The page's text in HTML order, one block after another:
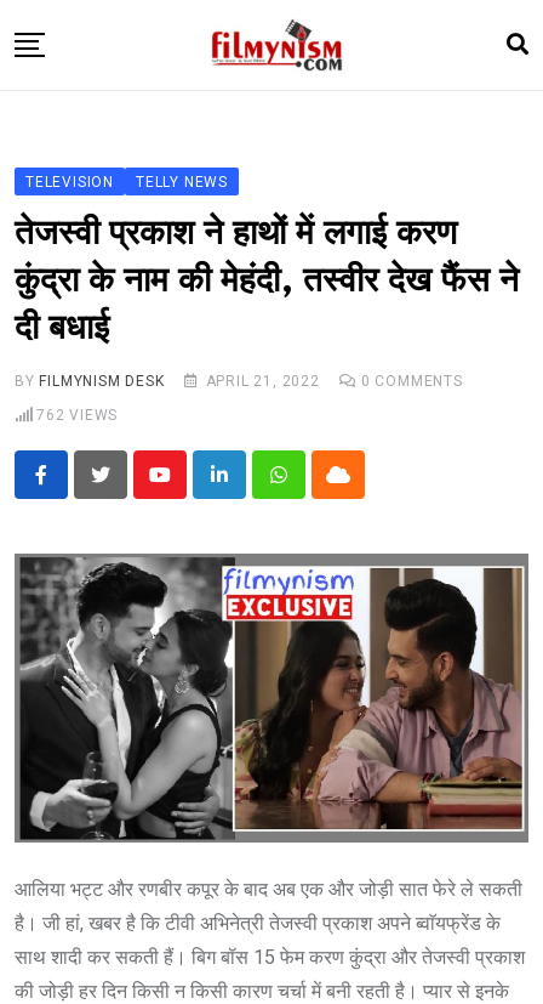
to
TELEVISION
BHOJPURI
NEWS ABTAK
STARRY SIDES
MORE
TELEVISION TELLY NEWS
तेजस्वी प्रकाश ने हाथों में लगाई करण
कुंद्रा के नाम की मेहंदी, तस्वीर देख फैंस ने
दी बधाई
BY FILMYNISM DESK APRIL 21, 2022 0 COMMENTS
762 VIEWS
YoutubeLinkedInWhatsappCloud
आलिया भट्ट और रणबीर कपूर के बाद अब एक और जोड़ी सात फेरे ले सकती
है। जी हां, खबर है कि टीवी अभिनेत्री तेजस्वी प्रकाश अपने ब्वाॅयफ्रेंड के
साथ शादी कर सकती हैं। बिग बॉस 15 फेम करण कुंद्रा और तेजस्वी प्रकाश
की जोड़ी हर दिन किसी न किसी कारण चर्चा में बनी रहती है। प्यार से इनके